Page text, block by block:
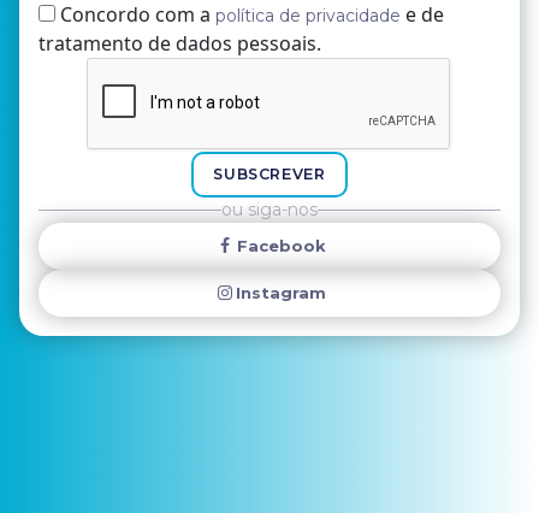
Nome
E-mail
Concordo com a política de privacidade e de
tratamento de dados pessoais.
SUBSCREVER
ou siga-nos
Facebook
Instagram